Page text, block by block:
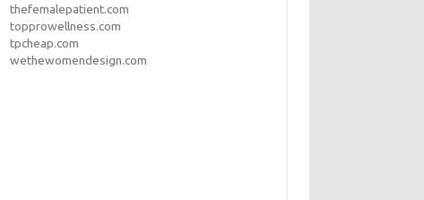
thefemalepatient.com
topprowellness.com
tpcheap.com
wethewomendesign.com